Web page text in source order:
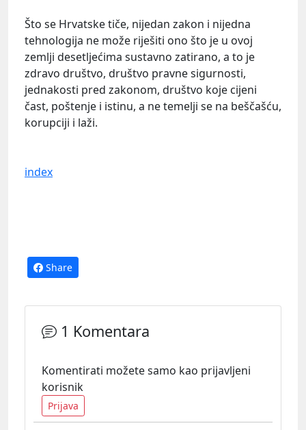
Što se Hrvatske tiče, nijedan zakon i nijedna
tehnologija ne može riješiti ono što je u ovoj
zemlji desetljećima sustavno zatirano, a to je
zdravo društvo, društvo pravne sigurnosti,
jednakosti pred zakonom, društvo koje cijeni
čast, poštenje i istinu, a ne temelji se na beščašću,
korupciji i laži.
index
Share
1 Komentara
Komentirati možete samo kao prijavljeni
korisnik
Prijava